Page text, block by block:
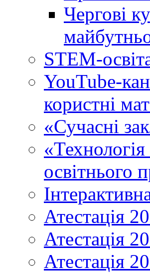
Чергові
STEM-
YouTube-
користні
«Сучасні
освітнього
Атестація
Атестація
Атестація